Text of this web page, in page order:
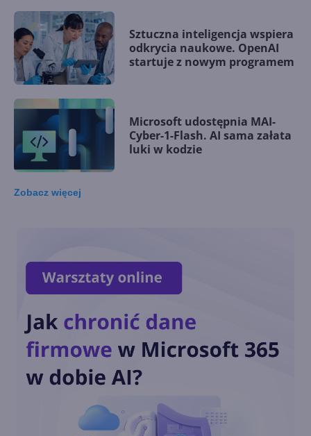
Sztuczna inteligencja wspiera
odkrycia naukowe. OpenAI
startuje z nowym programem
Microsoft udostępnia MAI-
Cyber-1-Flash. AI sama załata
luki w kodzie
Microsoft stawia na własne
modele AI w aplikacjach i
chmurze
Autonomiczne modele
cyberatak na serwery Hugging
Face
Zobacz więcej